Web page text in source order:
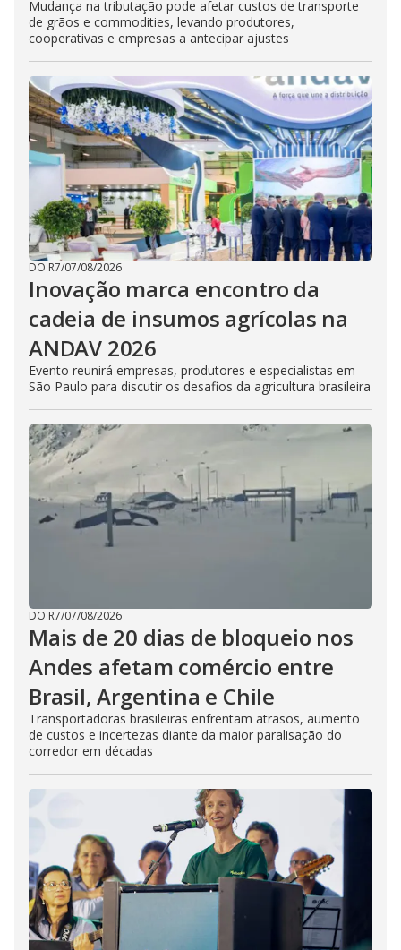
Mudança na tributação pode afetar custos de transporte
de grãos e commodities, levando produtores,
cooperativas e empresas a antecipar ajustes
DO R7/07/08/2026
Inovação marca encontro da
cadeia de insumos agrícolas na
ANDAV 2026
Evento reunirá empresas, produtores e especialistas em
São Paulo para discutir os desafios da agricultura brasileira
DO R7/07/08/2026
Mais de 20 dias de bloqueio nos
Andes afetam comércio entre
Brasil, Argentina e Chile
Transportadoras brasileiras enfrentam atrasos, aumento
de custos e incertezas diante da maior paralisação do
corredor em décadas